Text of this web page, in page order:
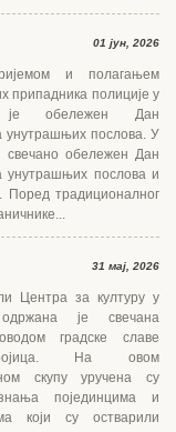
01 јун, 2026
и полагањем
припадника полиције у
је обележен Дан
унутрашњих послова. У
свечано обележен Дан
унутрашњих послова и
Поред традиционалног
31 мај, 2026
Центра за културу у
је свечана
градске славе
На овом
скупу уручена су
појединцима и
који су остварили